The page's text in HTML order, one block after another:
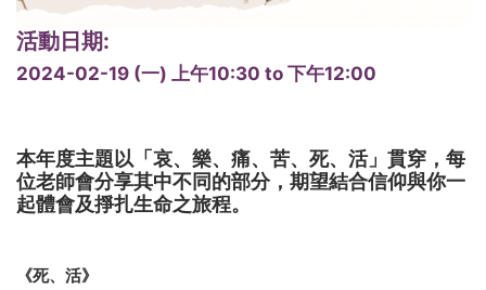
活動日期:
2024-02-19 (一) 上午10:30 to 下午12:00
本年度主題以「哀、樂、痛、苦、死、活」貫穿，每
位老師會分享其中不同的部分，期望結合信仰與你一
起體會及掙扎生命之旅程。
《死、活》